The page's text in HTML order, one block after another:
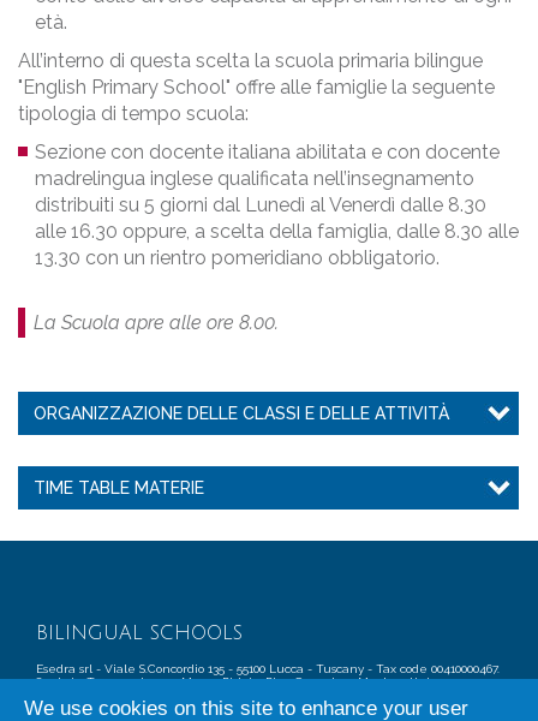
età.
All’interno di questa scelta la scuola primaria bilingue
"English Primary School" offre alle famiglie la seguente
tipologia di tempo scuola:
Sezione con docente italiana abilitata e con docente
madrelingua inglese qualificata nell’insegnamento
distribuiti su 5 giorni dal Lunedì al Venerdì dalle 8.30
alle 16.30 oppure, a scelta della famiglia, dalle 8.30 alle
13.30 con un rientro pomeridiano obbligatorio.
La Scuola apre alle ore 8.00.
ORGANIZZAZIONE DELLE CLASSI E DELLE ATTIVITÀ
TIME TABLE MATERIE
BILINGUAL SCHOOLS
Esedra srl - Viale S.Concordio 135 - 55100 Lucca - Tuscany - Tax code 00410000467.
Seats in Tuscany: Lucca, Massa, Pistoia, Pisa, Grosseto e Montecatini.
Esedra Formazione,Europeanschool, Scuola Superiore per Mediatori Linguistici,
We use cookies on this site to enhance your user